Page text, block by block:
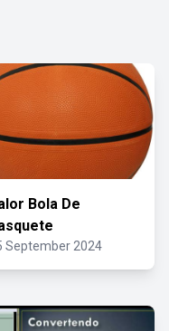
Bola De
September 2024